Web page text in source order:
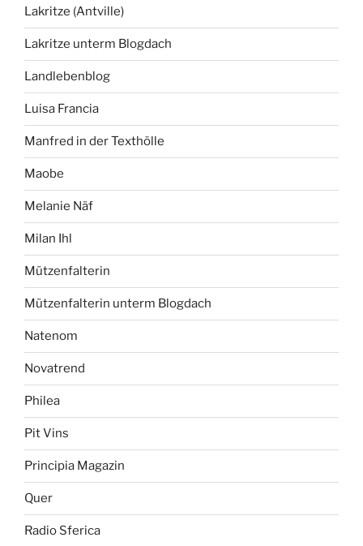
Lakritze (Antville)
Lakritze unterm Blogdach
Landlebenblog
Luisa Francia
Manfred in der Texthölle
Maobe
Melanie Näf
Milan Ihl
Mützenfalterin
Mützenfalterin unterm Blogdach
Natenom
Novatrend
Philea
Pit Vins
Principia Magazin
Quer
Radio Sferica